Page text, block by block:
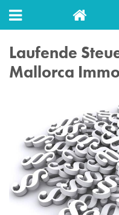
Laufende
Mallorca